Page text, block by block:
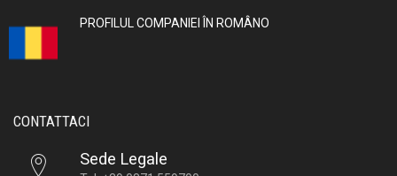
PROFILUL COMPANIEI ÎN ROMÂNO
CONTATTACI
Sede Legale